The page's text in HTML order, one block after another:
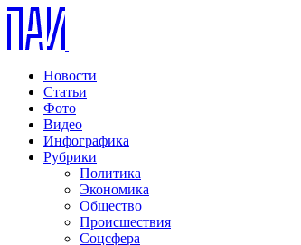
Новости
Статьи
Фото
Видео
Инфографика
Рубрики
Политика
Экономика
Общество
Происшествия
Соцсфера